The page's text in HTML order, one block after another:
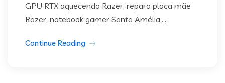
GPU RTX aquecendo Razer, reparo placa mãe
Razer, notebook gamer Santa Amélia,...
Continue Reading